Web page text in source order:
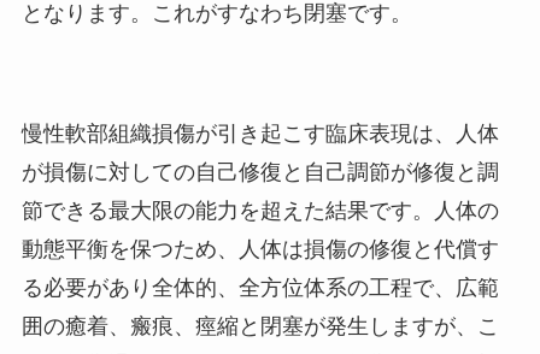
となります。これがすなわち閉塞です。
慢性軟部組織損傷が引き起こす臨床表現は、人体
が損傷に対しての自己修復と自己調節が修復と調
節できる最大限の能力を超えた結果です。人体の
動態平衡を保つため、人体は損傷の修復と代償す
る必要があり全体的、全方位体系の工程で、広範
囲の癒着、瘢痕、痙縮と閉塞が発生しますが、こ